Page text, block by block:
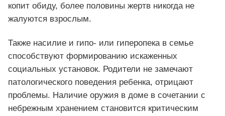
копит обиду, более половины жертв никогда не
жалуются взрослым.
Также насилие и гипо- или гиперопека в семье
способствуют формированию искаженных
социальных установок. Родители не замечают
патологического поведения ребенка, отрицают
проблемы. Наличие оружия в доме в сочетании с
небрежным хранением становится критическим